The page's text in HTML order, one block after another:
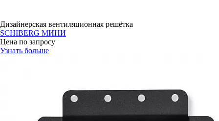
Дизайнерская вентиляционная решётка
SCHIBERG МИНИ
Цена по запросу
Узнать больше